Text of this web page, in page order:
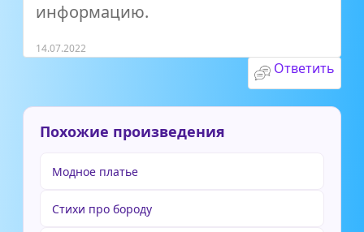
информацию.
14.07.2022
Ответить
Похожие произведения
Модное платье
Стихи про бороду